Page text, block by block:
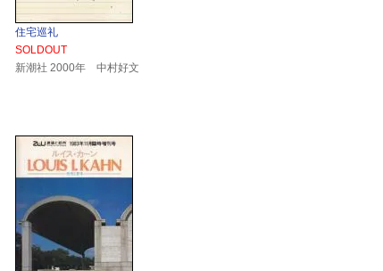
住宅巡礼
SOLDOUT
新潮社 2000年 中村好文